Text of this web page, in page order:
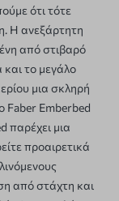
ότι τότε
Η ανεξάρτητη
από στιβαρό
το μεγάλο
μια σκληρή
Faber Emberbed
παρέχει μια
προαιρετικά
από στάχτη και